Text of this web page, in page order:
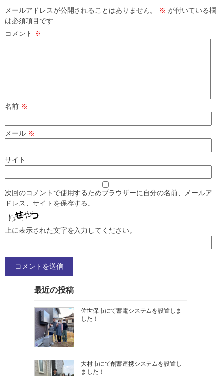
メールアドレスが公開されることはありません。 ※ が付いている欄
は必須項目です
コメント ※
名前 ※
メール ※
サイト
次回のコメントで使用するためブラウザーに自分の名前、メールア
ドレス、サイトを保存する。
上に表示された文字を入力してください。
最近の投稿
佐世保市にて蓄電システムを設置しま
した！
大村市にて創蓄連携システムを設置し
ました！